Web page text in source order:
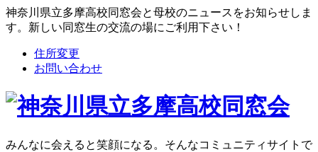
神奈川県立多摩高校同窓会と母校のニュースをお知らせしま
す。新しい同窓生の交流の場にご利用下さい！
住所変更
お問い合わせ
みんなに会えると笑顔になる。そんなコミュニティサイトで